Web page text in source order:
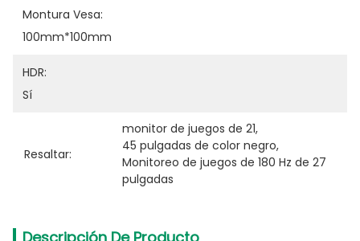
Montura Vesa:
100mm*100mm
HDR:
Sí
Resaltar:
monitor de juegos de 21,
45 pulgadas de color negro,
Monitoreo de juegos de 180 Hz de 27
pulgadas